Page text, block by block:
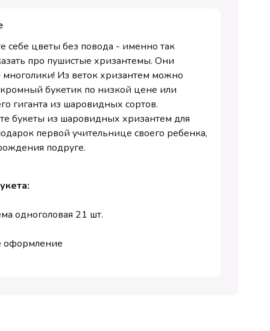
себе цветы без повода - именно так
про пушистые хризантемы. Они
многолики! Из веток хризантем можно
букетик по низкой цене или
гиганта из шаровидных сортов.
букеты из шаровидных хризантем для
первой учительнице своего ребенка,
подруге.
одноголовая 21 шт.
оформление